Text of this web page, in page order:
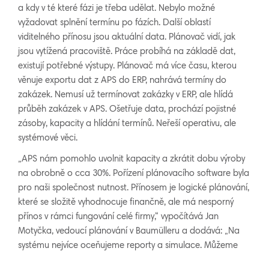
a kdy v té které fázi je třeba udělat. Nebylo možné
vyžadovat splnění termínu po fázích. Další oblastí
viditelného přínosu jsou aktuální data. Plánovač vidí, jak
jsou vytížená pracoviště. Práce probíhá na základě dat,
existují potřebné výstupy. Plánovač má více času, kterou
věnuje exportu dat z APS do ERP, nahrává termíny do
zakázek. Nemusí už termínovat zakázky v ERP, ale hlídá
průběh zakázek v APS. Ošetřuje data, prochází pojistné
zásoby, kapacity a hlídání termínů. Neřeší operativu, ale
systémové věci.
„APS nám pomohlo uvolnit kapacity a zkrátit dobu výroby
na obrobně o cca 30%. Pořízení plánovacího software byla
pro naši společnost nutnost. Přínosem je logické plánování,
které se složitě vyhodnocuje finančně, ale má nesporný
přínos v rámci fungování celé firmy,“ vypočítává Jan
Motyčka, vedoucí plánování v Baumülleru a dodává: „Na
systému nejvíce oceňujeme reporty a simulace. Můžeme